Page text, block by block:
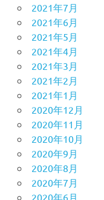
2021年7月
2021年6月
2021年5月
2021年4月
2021年3月
2021年2月
2021年1月
2020年12月
2020年11月
2020年10月
2020年9月
2020年8月
2020年7月
2020年6月